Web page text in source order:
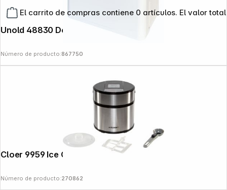
El carrito de compras contiene 0 artículos. El valor
Unold 48830 Doppio bianco Heladera
Número de producto:867750
Cloer 9959 Ice Cream Maker
Número de producto:270862